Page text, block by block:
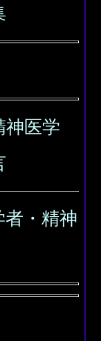
神医学
・精神